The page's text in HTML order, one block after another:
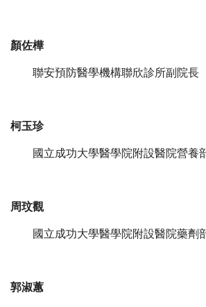
顏佐樺
聯安預防醫學機構聯欣診所副院長
柯玉珍
國立成功大學醫學院附設醫院營養
周玟觀
國立成功大學醫學院附設醫院藥劑
郭淑蕙